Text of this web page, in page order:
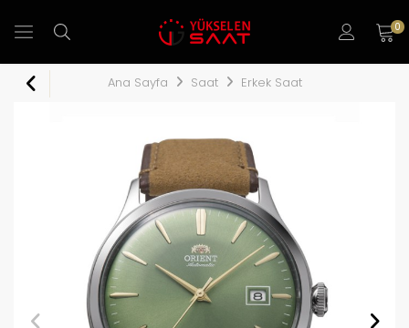
0
Ana Sayfa Saat Erkek Saat